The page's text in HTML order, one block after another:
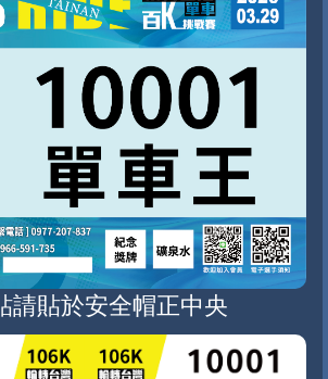
請貼於安全帽正中央